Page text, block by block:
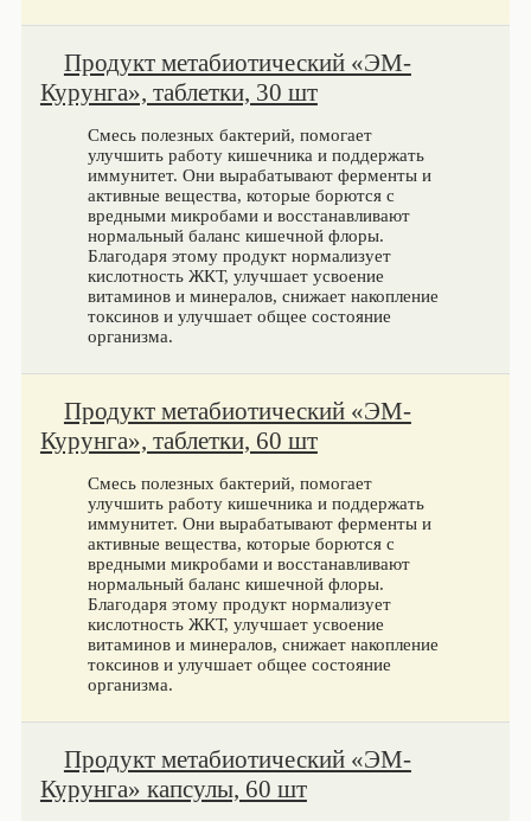
Продукт метабиотический «ЭМ-
Курунга», таблетки, 30 шт
Смесь полезных бактерий, помогает
улучшить работу кишечника и поддержать
иммунитет. Они вырабатывают ферменты и
активные вещества, которые борются с
вредными микробами и восстанавливают
нормальный баланс кишечной флоры.
Благодаря этому продукт нормализует
кислотность ЖКТ, улучшает усвоение
витаминов и минералов, снижает накопление
токсинов и улучшает общее состояние
организма.
Продукт метабиотический «ЭМ-
Курунга», таблетки, 60 шт
Смесь полезных бактерий, помогает
улучшить работу кишечника и поддержать
иммунитет. Они вырабатывают ферменты и
активные вещества, которые борются с
вредными микробами и восстанавливают
нормальный баланс кишечной флоры.
Благодаря этому продукт нормализует
кислотность ЖКТ, улучшает усвоение
витаминов и минералов, снижает накопление
токсинов и улучшает общее состояние
организма.
Продукт метабиотический «ЭМ-
Курунга» капсулы, 60 шт